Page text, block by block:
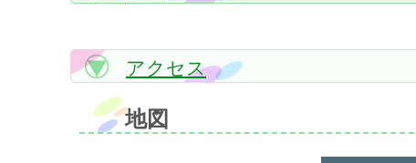
アクセス
地図